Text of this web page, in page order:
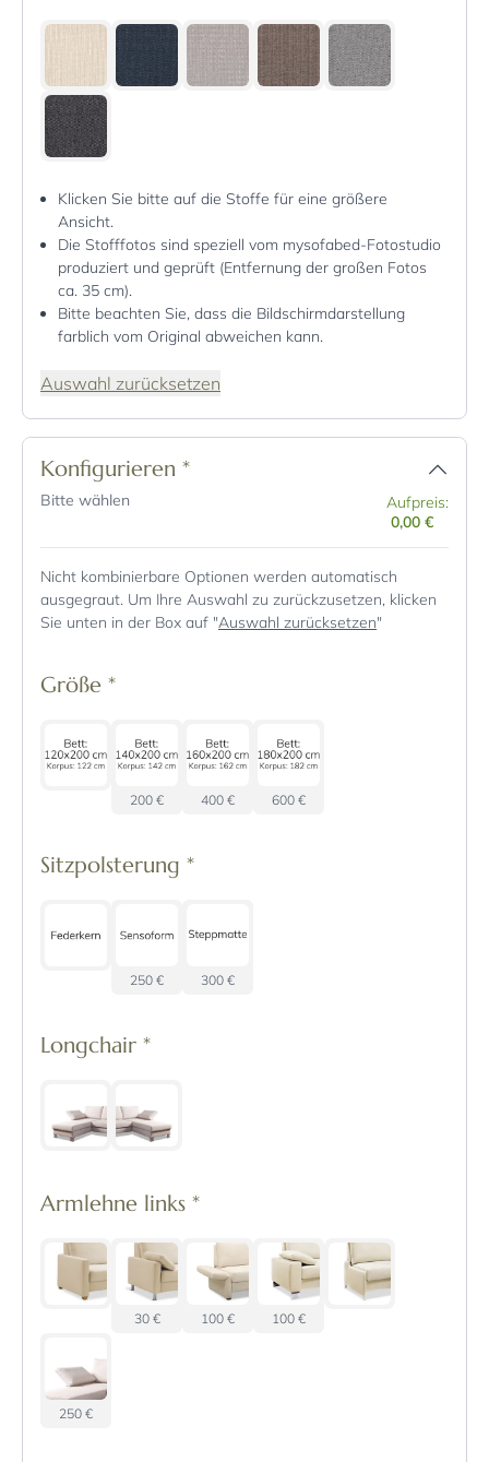
Klicken Sie bitte auf die Stoffe für eine größere
Ansicht.
Die Stofffotos sind speziell vom mysofabed-Fotostudio
produziert und geprüft (Entfernung der großen Fotos
ca. 35 cm).
Bitte beachten Sie, dass die Bildschirmdarstellung
farblich vom Original abweichen kann.
Auswahl zurücksetzen
Konfigurieren *
Bitte wählen
Aufpreis:
0,00 €
Nicht kombinierbare Optionen werden automatisch
ausgegraut. Um Ihre Auswahl zu zurückzusetzen, klicken
Sie unten in der Box auf "Auswahl zurücksetzen"
Größe *
200 € 400 € 600 €
Sitzpolsterung *
250 € 300 €
Longchair *
Armlehne links *
30 € 100 € 100 €
250 €